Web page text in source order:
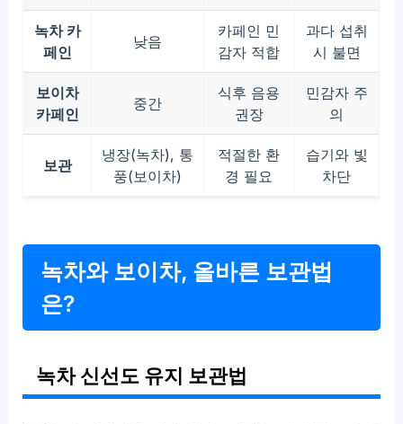
녹차 카
페인
낮음
카페인 민
감자 적합
과다 섭취
시 불면
보이차
카페인
중간
식후 음용
권장
민감자 주
의
보관
냉장(녹차), 통
풍(보이차)
적절한 환
경 필요
습기와 빛
차단
녹차와 보이차, 올바른 보관법
은?
녹차 신선도 유지 보관법